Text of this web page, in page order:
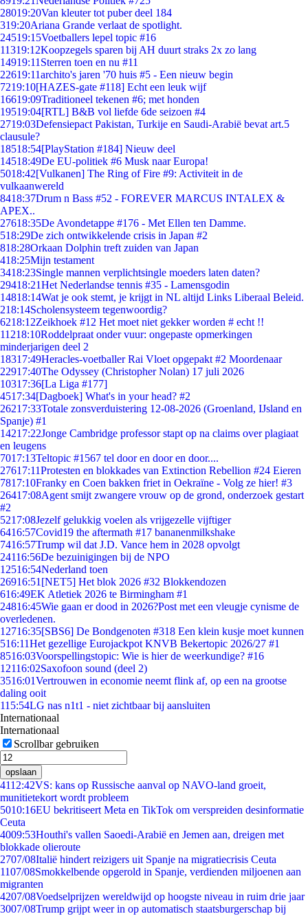
28019:20Van kleuter tot puber deel 184
319:20Ariana Grande verlaat de spotlight.
24519:15Voetballers lepel topic #16
11319:12Koopzegels sparen bij AH duurt straks 2x zo lang
14919:11 Sterren toen en nu #11
22619:11archito's jaren '70 huis #5 - Een nieuw begin
7219:10[HAZES-gate #118] Echt een leuk wijf
16619:09Traditioneel tekenen #6; met honden
19519:04[RTL] B&B vol liefde 6de seizoen #4
2719:03Defensiepact Pakistan, Turkije en Saudi-Arabië bevat art.5
clausule?
18518:54[PlayStation #184] Nieuw deel
14518:49De EU-politiek #6 Musk naar Europa!
5018:42[Vulkanen] The Ring of Fire #9: Activiteit in de
vulkaanwereld
8418:37Drum n Bass #52 - FOREVER MARCUS INTALEX &
APEX..
27618:35De Avondetappe #176 - Met Ellen ten Damme.
518:29De zich ontwikkelende crisis in Japan #2
818:28Orkaan Dolphin treft zuiden van Japan
418:25Mijn testament
3418:23Single mannen verplichtsingle moeders laten daten?
29418:21Het Nederlandse tennis #35 - Lamensgodin
14818:14Wat je ook stemt, je krijgt in NL altijd Links Liberaal Beleid.
218:14Scholensysteem tegenwoordig?
6218:12Zeikhoek #12 Het moet niet gekker worden # echt !!
11218:10Roddelpraat onder vuur: ongepaste opmerkingen
minderjarigen deel 2
18317:49Heracles-voetballer Rai Vloet opgepakt #2 Moordenaar
22917:40The Odyssey (Christopher Nolan) 17 juli 2026
10317:36[La Liga #177]
4517:34[Dagboek] What's in your head? #2
26217:33Totale zonsverduistering 12-08-2026 (Groenland, IJsland en
Spanje) #1
14217:22Jonge Cambridge professor stapt op na claims over plagiaat
en leugens
7017:13Teltopic #1567 tel door en door en door....
27617:11Protesten en blokkades van Extinction Rebellion #24 Eieren
7817:10Franky en Coen bakken friet in Oekraïne - Volg ze hier! #3
26417:08Agent smijt zwangere vrouw op de grond, onderzoek gestart
#2
5217:08Jezelf gelukkig voelen als vrijgezelle vijftiger
6416:57Covid19 the aftermath #17 bananenmilkshake
7416:57Trump wil dat J.D. Vance hem in 2028 opvolgt
24116:56De bezuinigingen bij de NPO
12516:54Nederland toen
26916:51 [NET5] Het blok 2026 #32 Blokkendozen
616:49EK Atletiek 2026 te Birmingham #1
24816:45Wie gaan er dood in 2026?Post met een vleugje cynisme de
overledenen.
12716:35[SBS6] De Bondgenoten #318 Een klein kusje moet kunnen
516:11Het gezellige Eurojackpot KNVB Bekertopic 2026/27 #1
8516:03Voorspellingstopic: Wie is hier de weerkundige? #16
12116:02Saxofoon sound (deel 2)
3516:01Vertrouwen in economie neemt flink af, op een na grootse
daling ooit
115:54LG nas n1t1 - niet zichtbaar bij aansluiten
Internationaal
Internationaal
Scrollbar gebruiken
opslaan
4112:42VS: kans op Russische aanval op NAVO-land groeit,
munitietekort wordt probleem
5010:16EU bekritiseert Meta en TikTok om verspreiden desinformatie
Ceuta
4009:53Houthi's vallen Saoedi-Arabië en Jemen aan, dreigen met
blokkade olieroute
2707/08Italië hindert reizigers uit Spanje na migratiecrisis Ceuta
1107/08Smokkelbende opgerold in Spanje, verdienden miljoenen aan
migranten
4207/08Voedselprijzen wereldwijd op hoogste niveau in ruim drie jaar
3007/08Trump grijpt weer in op automatisch staatsburgerschap bij